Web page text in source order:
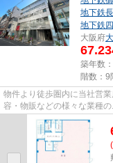
地下鉄
地下鉄
大阪府
築年数
階数：9
物件より徒歩圏内に当社営
容・物販などの様々な業種
尚、弊社ではおとり広告は